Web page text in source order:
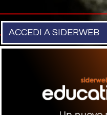
ACCEDI A SIDERWEB